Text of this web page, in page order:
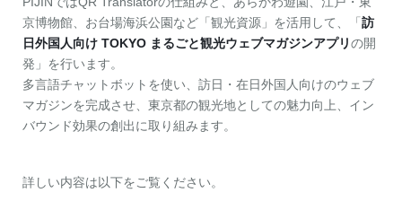
京博物館、お台場海浜公園など「観光資源」を活用して、「 訪
日外国人向け TOKYO まるごと観光ウェブマガジンアプリの開
発」を行います。
多言語チャットボットを使い、訪日・在日外国人向けのウェブ
マガジンを完成させ、東京都の観光地としての魅力向上、イン
バウンド効果の創出に取り組みます。
詳しい内容は以下をご覧ください。